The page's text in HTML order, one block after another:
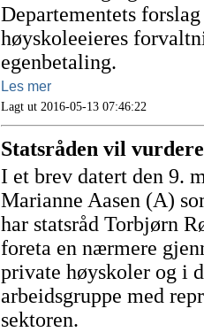
Departementets
høyskoleeieres
egenbetaling.
Les mer
Lagt ut 2016-05-13 07:46:22
Statsråden vil
I et brev datert den 9.
Marianne Aasen (A)
har statsråd Torbjørn
foreta en nærmere
private høyskoler og i
arbeidsgruppe med
sektoren.